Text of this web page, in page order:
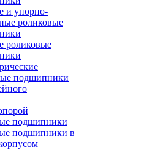
и упорно-
роликовые
роликовые
подшипники
подшипники
подшипники в